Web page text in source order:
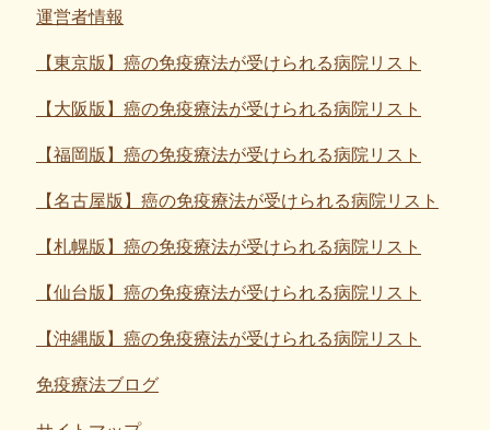
運営者情報
【東京版】癌の免疫療法が受けられる病院リスト
【大阪版】癌の免疫療法が受けられる病院リスト
【福岡版】癌の免疫療法が受けられる病院リスト
【名古屋版】癌の免疫療法が受けられる病院リスト
【札幌版】癌の免疫療法が受けられる病院リスト
【仙台版】癌の免疫療法が受けられる病院リスト
【沖縄版】癌の免疫療法が受けられる病院リスト
免疫療法ブログ